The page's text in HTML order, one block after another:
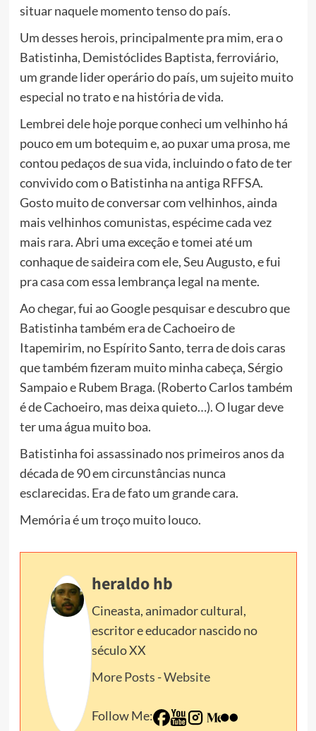
situar naquele momento tenso do país.
Um desses herois, principalmente pra mim, era o
Batistinha, Demistóclides Baptista, ferroviário,
um grande lider operário do país, um sujeito muito
especial no trato e na história de vida.
Lembrei dele hoje porque conheci um velhinho há
pouco em um botequim e, ao puxar uma prosa, me
contou pedaços de sua vida, incluindo o fato de ter
convivido com o Batistinha na antiga RFFSA.
Gosto muito de conversar com velhinhos, ainda
mais velhinhos comunistas, espécime cada vez
mais rara. Abri uma exceção e tomei até um
conhaque de saideira com ele, Seu Augusto, e fui
pra casa com essa lembrança legal na mente.
Ao chegar, fui ao Google pesquisar e descubro que
Batistinha também era de Cachoeiro de
Itapemirim, no Espírito Santo, terra de dois caras
que também fizeram muito minha cabeça, Sérgio
Sampaio e Rubem Braga. (Roberto Carlos também
é de Cachoeiro, mas deixa quieto…). O lugar deve
ter uma água muito boa.
Batistinha foi assassinado nos primeiros anos da
década de 90 em circunstâncias nunca
esclarecidas. Era de fato um grande cara.
Memória é um troço muito louco.
heraldo hb
Cineasta, animador cultural,
escritor e educador nascido no
século XX
More Posts -Website
Follow Me: